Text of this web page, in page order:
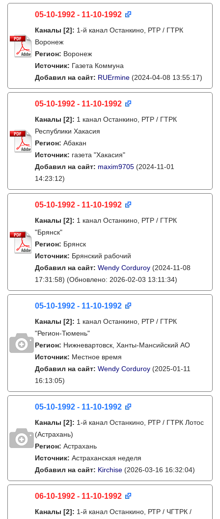
05-10-1992 - 11-10-1992
Каналы [2]: 1-й канал Останкино, РТР / ГТРК
Воронеж
Регион: Воронеж
Источник: Газета Коммуна
Добавил на сайт: RUErmine (2024-04-08 13:55:17)
05-10-1992 - 11-10-1992
Каналы [2]: 1 канал Останкино, РТР / ГТРК
Республики Хакасия
Регион: Абакан
Источник: газета "Хакасия"
Добавил на сайт: maxim9705 (2024-11-01
14:23:12)
05-10-1992 - 11-10-1992
Каналы [2]: 1 канал Останкино, РТР / ГТРК
"Брянск"
Регион: Брянск
Источник: Брянский рабочий
Добавил на сайт: Wendy Corduroy (2024-11-08
17:31:58) (Обновлено: 2026-02-03 13:11:34)
05-10-1992 - 11-10-1992
Каналы [2]: 1 канал Останкино, РТР / ГТРК
"Регион-Тюмень"
Регион: Нижневартовск, Ханты-Мансийский АО
Источник: Местное время
Добавил на сайт: Wendy Corduroy (2025-01-11
16:13:05)
05-10-1992 - 11-10-1992
Каналы [2]: 1-й канал Останкино, РТР / ГТРК Лотос
(Астрахань)
Регион: Астрахань
Источник: Астраханская неделя
Добавил на сайт: Kirchise (2026-03-16 16:32:04)
06-10-1992 - 11-10-1992
Каналы [2]: 1-й канал Останкино, РТР / ЧГТРК /